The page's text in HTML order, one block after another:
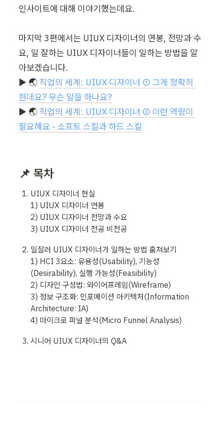
인사이트에 대해 이야기했는데요.
마지막 3편에서는 UIUX 디자이너의 연봉, 전망과 수
요, 일 잘하는 UIUX 디자이너들이 일하는 방법을 알
아보겠습니다.
▶︎ 🌏 직업의 세계: UIUX 디자이너 ① 그게 정확히
뭔데요? 무슨 일을 하나요?
▶︎ 🌏 직업의 세계: UIUX 디자이너 ② 이런 역량이
필요해요 - 소프트 스킬과 하드 스킬
📌 목차
UIUX 디자이너 현실
1) UIUX 디자이너 연봉
2) UIUX 디자이너 전망과 수요
3) UIUX 디자이너 전공 비전공
일잘러 UIUX 디자이너가 일하는 방법 훔쳐보기
1) HCI 3요소: 유용성(Usability), 기능성
(Desirability), 실행 가능성(Feasibility)
2) 디자인 구성법: 와이어프레임(Wireframe)
3) 정보 구조화: 인포메이션 아키텍처(Information
Architecture: IA)
4) 마이크로 퍼널 분석(Micro Funnel Analysis)
시니어 UIUX 디자이너의 Q&A